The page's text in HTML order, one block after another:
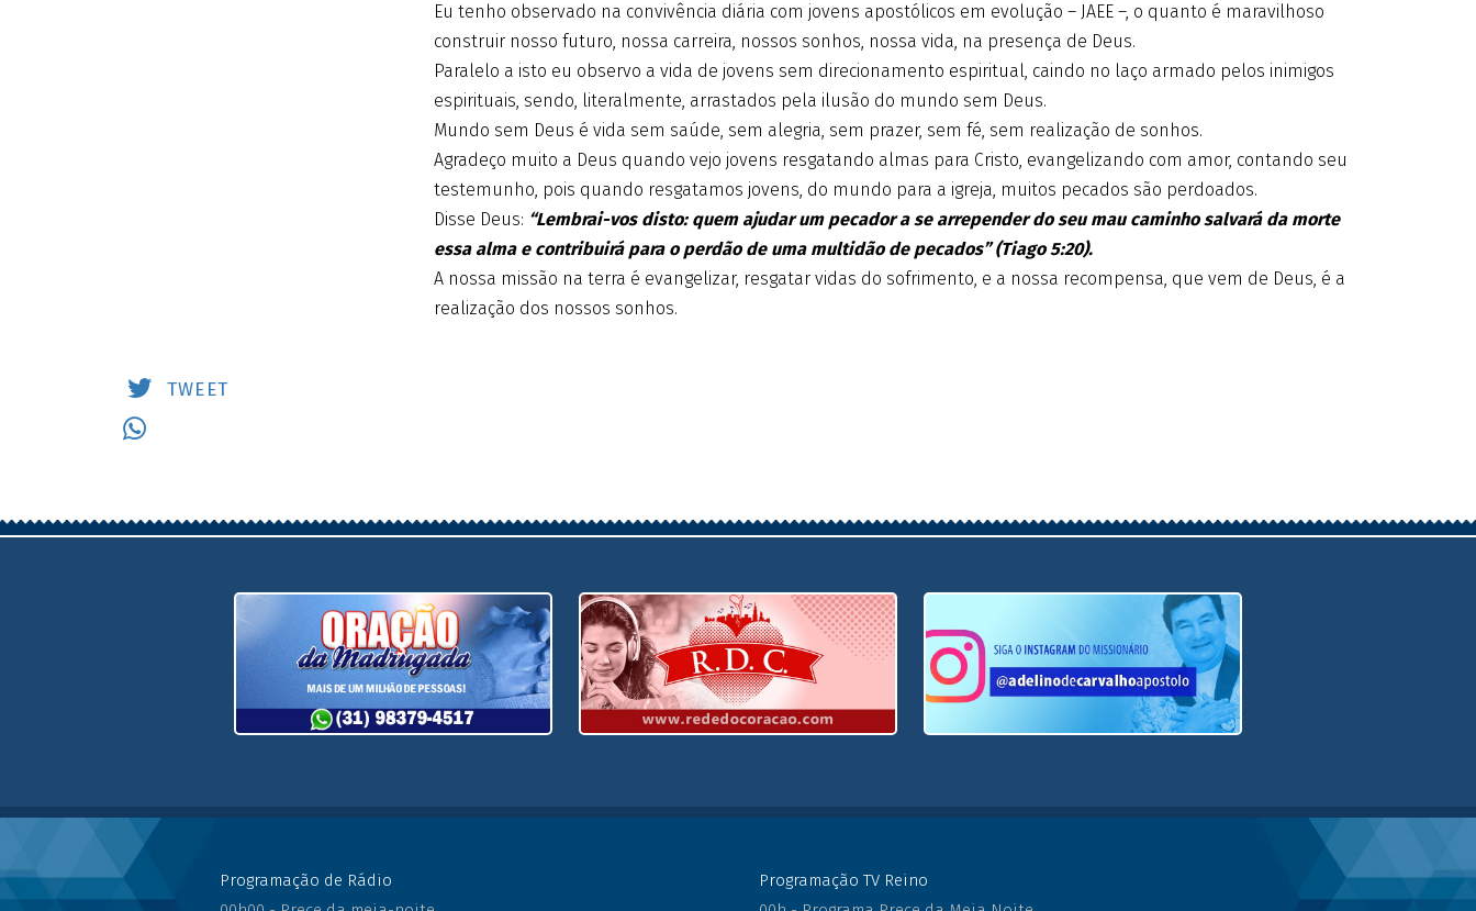
Eu tenho observado na convivência diária com jovens apostólicos em evolução – JAEE –, o quanto é maravilhoso
construir nosso futuro, nossa carreira, nossos sonhos, nossa vida, na presença de Deus.
Paralelo a isto eu observo a vida de jovens sem direcionamento espiritual, caindo no laço armado pelos inimigos
espirituais, sendo, literalmente, arrastados pela ilusão do mundo sem Deus.
Mundo sem Deus é vida sem saúde, sem alegria, sem prazer, sem fé, sem realização de sonhos.
Agradeço muito a Deus quando vejo jovens resgatando almas para Cristo, evangelizando com amor, contando seu
testemunho, pois quando resgatamos jovens, do mundo para a igreja, muitos pecados são perdoados.
Disse Deus: “Lembrai-vos disto: quem ajudar um pecador a se arrepender do seu mau caminho salvará da morte
essa alma e contribuirá para o perdão de uma multidão de pecados” (Tiago 5:20).
A nossa missão na terra é evangelizar, resgatar vidas do sofrimento, e a nossa recompensa, que vem de Deus, é a
realização dos nossos sonhos.
TWEET
WhatsApp (31) 98379-4517
Programação de Rádio
Programação TV Reino